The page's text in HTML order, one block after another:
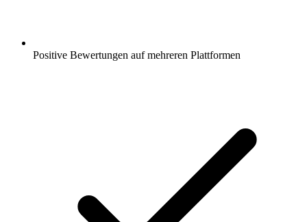
Positive Bewertungen auf mehreren Plattformen